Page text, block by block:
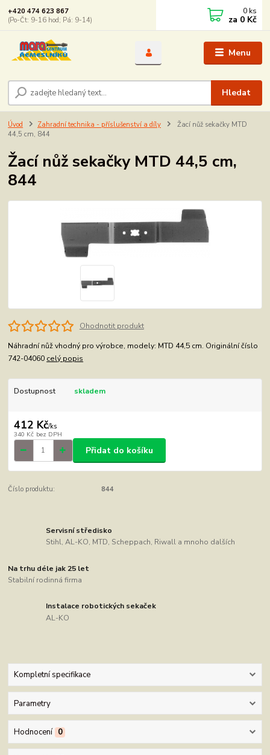
Menu
Hledat
+420 474 623 867
(Po-Čt: 9-16 hod; Pá: 9-14)
0 ks
za 0 Kč
Úvod Zahradní technika - příslušenství a díly
Žací nůž sekačky MTD
44,5 cm, 844
Žací nůž sekačky MTD 44,5 cm,
844
Ohodnotit produkt
Náhradní nůž vhodný pro výrobce, modely: MTD 44,5 cm. Originální číslo
742-04060 celý popis
Dostupnost skladem
412 Kč/ks
340 Kč bez DPH
Přidat do košíku
Číslo produktu: 844
Servisní středisko
Stihl, AL-KO, MTD, Scheppach, Riwall a mnoho dalších
Na trhu déle jak 25 let
Stabilní rodinná firma
Instalace robotických sekaček
AL-KO
Kompletní specifikace
Parametry
Hodnocení 0